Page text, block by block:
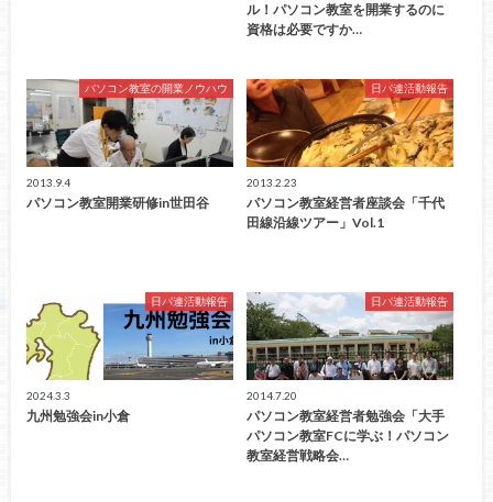
ル！パソコン教室を開業するのに
資格は必要ですか…
パソコン教室の開業ノウハウ
2013.9.4
パソコン教室開業研修in世田谷
日パ連活動報告
2013.2.23
パソコン教室経営者座談会「千代
田線沿線ツアー」Vol.1
日パ連活動報告
2024.3.3
九州勉強会in小倉
日パ連活動報告
2014.7.20
パソコン教室経営者勉強会「大手
パソコン教室FCに学ぶ！パソコン
教室経営戦略会…